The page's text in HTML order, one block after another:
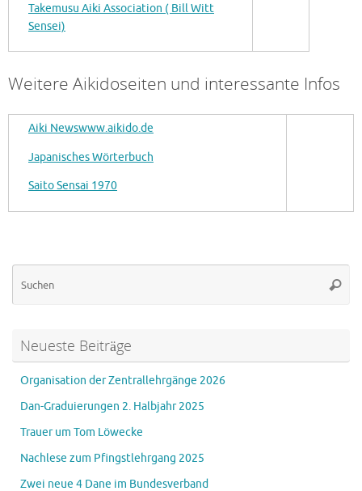
Takemusu Aiki Association ( Bill Witt
Sensei)
Weitere Aikidoseiten und interessante Infos
Aiki Newswww.aikido.de
Japanisches Wörterbuch
Saito Sensai 1970
Neueste Beiträge
Organisation der Zentrallehrgänge 2026
Dan-Graduierungen 2. Halbjahr 2025
Trauer um Tom Löwecke
Nachlese zum Pfingstlehrgang 2025
Zwei neue 4 Dane im Bundesverband